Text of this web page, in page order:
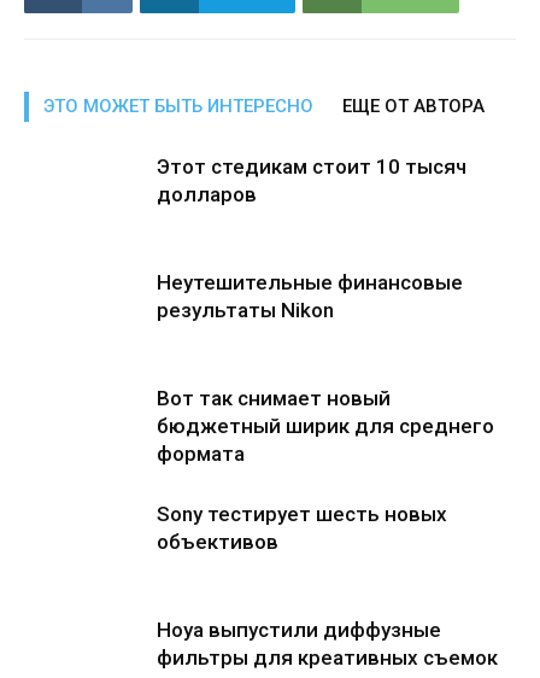
ЭТО МОЖЕТ БЫТЬ ИНТЕРЕСНО ЕЩЕ ОТ АВТОРА
Этот стедикам стоит 10 тысяч
долларов
Неутешительные финансовые
результаты Nikon
Вот так снимает новый
бюджетный ширик для среднего
формата
Sony тестирует шесть новых
объективов
Hoya выпустили диффузные
фильтры для креативных съемок